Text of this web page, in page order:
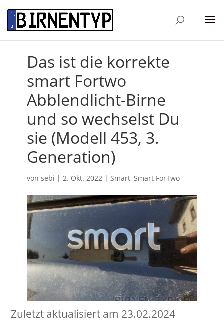
Das ist die korrekte
smart Fortwo
Abblendlicht-Birne
und so wechselst Du
sie (Modell 453, 3.
Generation)
von sebi | 2. Okt. 2022 | Smart, Smart ForTwo
Zuletzt aktualisiert am 23.02.2024